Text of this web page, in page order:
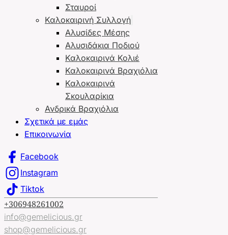
Σταυροί
Καλοκαιρινή Συλλογή
Αλυσίδες Μέσης
Αλυσιδάκια Ποδιού
Καλοκαιρινά Κολιέ
Καλοκαιρινά Βραχιόλια
Καλοκαιρινά
Σκουλαρίκια
Ανδρικά Βραχιόλια
Σχετικά με εμάς
Επικοινωνία
Facebook
Instagram
Tiktok
+306948261002
info@gemelicious.gr
shop@gemelicious.gr